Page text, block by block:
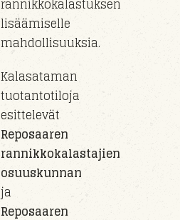
rannikkokalastuksen
lisäämiselle
mahdollisuuksia.
Kalasataman
tuotantotiloja
esittelevät
Reposaaren
rannikkokalastajien
osuuskunnan
ja
Reposaaren